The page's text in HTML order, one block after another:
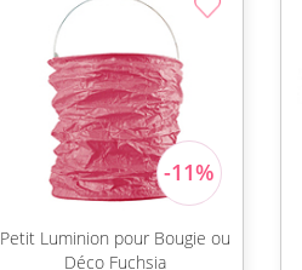
Petit Luminion pour Bougie ou
Déco Fuchsia